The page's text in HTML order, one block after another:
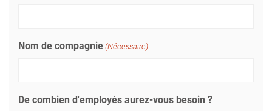
Nom de compagnie (Nécessaire)
De combien d'employés aurez-vous besoin ?